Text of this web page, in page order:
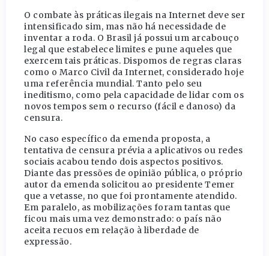
O combate às práticas ilegais na Internet deve ser
intensificado sim, mas não há necessidade de
inventar a roda. O Brasil já possui um arcabouço
legal que estabelece limites e pune aqueles que
exercem tais práticas. Dispomos de regras claras
como o Marco Civil da Internet, considerado hoje
uma referência mundial. Tanto pelo seu
ineditismo, como pela capacidade de lidar com os
novos tempos sem o recurso (fácil e danoso) da
censura.
No caso específico da emenda proposta, a
tentativa de censura prévia a aplicativos ou redes
sociais acabou tendo dois aspectos positivos.
Diante das pressões de opinião pública, o próprio
autor da emenda solicitou ao presidente Temer
que a vetasse, no que foi prontamente atendido.
Em paralelo, as mobilizações foram tantas que
ficou mais uma vez demonstrado: o país não
aceita recuos em relação à liberdade de
expressão.